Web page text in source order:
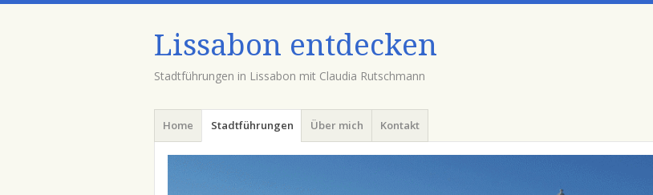
Lissabon entdecken
Stadtführungen in Lissabon mit Claudia Rutschmann
Menu
Skip to content
Home Stadtführungen Über mich Kontakt